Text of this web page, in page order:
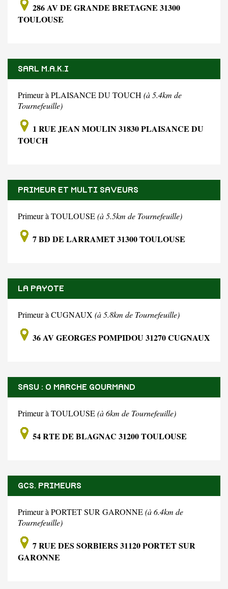
286 AV DE GRANDE BRETAGNE 31300
TOULOUSE
SARL M.A.K.I
Primeur à PLAISANCE DU TOUCH (à 5.4km de
Tournefeuille)
1 RUE JEAN MOULIN 31830 PLAISANCE DU
TOUCH
PRIMEUR ET MULTI SAVEURS
Primeur à TOULOUSE(à 5.5km de Tournefeuille)
7 BD DE LARRAMET 31300 TOULOUSE
LA PAYOTE
Primeur à CUGNAUX (à 5.8km de Tournefeuille)
36 AV GEORGES POMPIDOU 31270 CUGNAUX
SASU : O MARCHE GOURMAND
Primeur à TOULOUSE(à 6km de Tournefeuille)
54 RTE DE BLAGNAC 31200 TOULOUSE
GCS. PRIMEURS
Primeur à PORTET SUR GARONNE(à 6.4km de
Tournefeuille)
7 RUE DES SORBIERS 31120 PORTET SUR
GARONNE